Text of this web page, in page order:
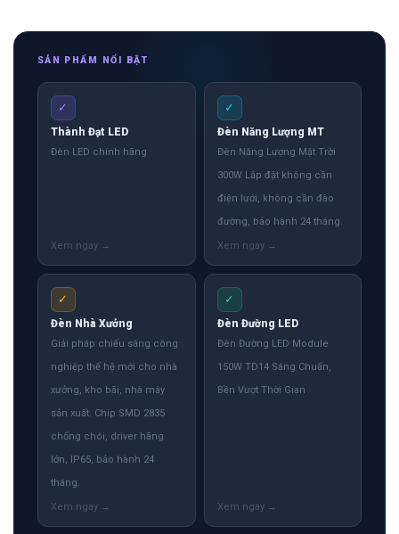
SẢN PHẨM NỔI BẬT
✓
Thành Đạt LED
Đèn LED chính hãng
✓
Đèn Năng Lượng MT
Đèn Năng Lượng Mặt Trời
300W Lắp đặt không cần
điện lưới, không cần đào
đường, bảo hành 24 tháng.
✓
Đèn Nhà Xưởng
Giải pháp chiếu sáng công
nghiệp thế hệ mới cho nhà
xưởng, kho bãi, nhà máy
sản xuất. Chip SMD 2835
chống chói, driver hãng
lớn, IP65, bảo hành 24
tháng.
✓
Đèn Đường LED
Đèn Đường LED Module
150W TD14 Sáng Chuẩn,
Bền Vượt Thời Gian